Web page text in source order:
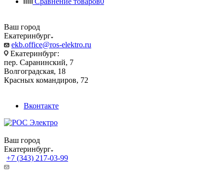
Ваш город
Екатеринбург
ekb.office@ros-elektro.ru
Екатеринбург:
пер. Саранинский, 7
Волгоградская, 18
Красных командиров, 72
Вконтакте
Ваш город
Екатеринбург
+7 (343) 217-03-99